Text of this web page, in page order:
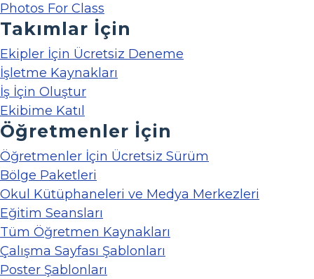
Photos For Class
Takımlar İçin
Ekipler İçin Ücretsiz Deneme
İşletme Kaynakları
İş İçin Oluştur
Ekibime Katıl
Öğretmenler İçin
Öğretmenler İçin Ücretsiz Sürüm
Bölge Paketleri
Okul Kütüphaneleri ve Medya Merkezleri
Eğitim Seansları
Tüm Öğretmen Kaynakları
Çalışma Sayfası Şablonları
Poster Şablonları